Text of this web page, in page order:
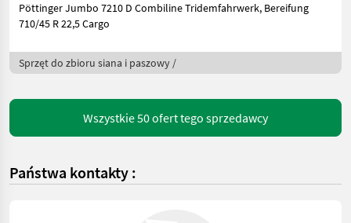
Pöttinger Jumbo 7210 D Combiline Tridemfahrwerk, Bereifung
710/45 R 22,5 Cargo
Sprzęt do zbioru siana i paszowy /
Wszystkie 50 ofert tego sprzedawcy
Państwa kontakty :